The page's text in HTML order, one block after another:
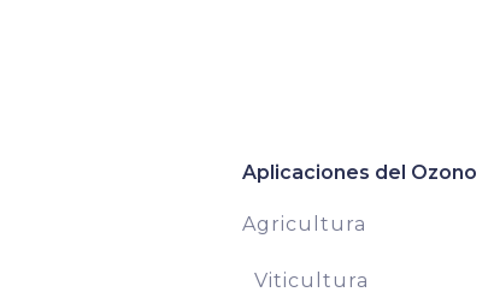
Aplicaciones del Ozono
Agricultura
Viticultura